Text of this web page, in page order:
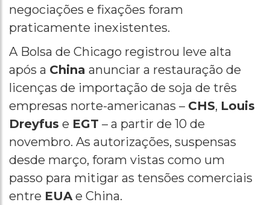
negociações e fixações foram
praticamente inexistentes.
A Bolsa de Chicago registrou leve alta
após a China anunciar a restauração de
licenças de importação de soja de três
empresas norte-americanas – CHS, Louis
Dreyfus e EGT – a partir de 10 de
novembro. As autorizações, suspensas
desde março, foram vistas como um
passo para mitigar as tensões comerciais
entre EUAe China.